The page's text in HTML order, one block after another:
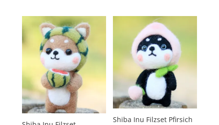
Shiba Inu Filzset Pfirsich